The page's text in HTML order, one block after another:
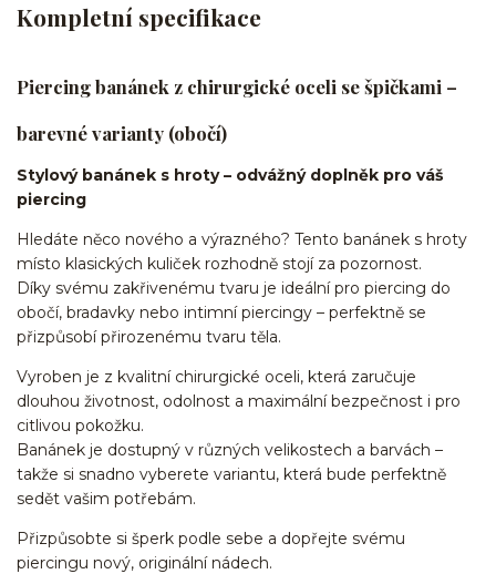
Kompletní specifikace
Piercing banánek z chirurgické oceli se špičkami –
barevné varianty (obočí)
Stylový banánek s hroty – odvážný doplněk pro váš
piercing
Hledáte něco nového a výrazného? Tento banánek s hroty
místo klasických kuliček rozhodně stojí za pozornost.
Díky svému zakřivenému tvaru je ideální pro piercing do
obočí, bradavky nebo intimní piercingy – perfektně se
přizpůsobí přirozenému tvaru těla.
Vyroben je z kvalitní chirurgické oceli, která zaručuje
dlouhou životnost, odolnost a maximální bezpečnost i pro
citlivou pokožku.
Banánek je dostupný v různých velikostech a barvách –
takže si snadno vyberete variantu, která bude perfektně
sedět vašim potřebám.
Přizpůsobte si šperk podle sebe a dopřejte svému
piercingu nový, originální nádech.